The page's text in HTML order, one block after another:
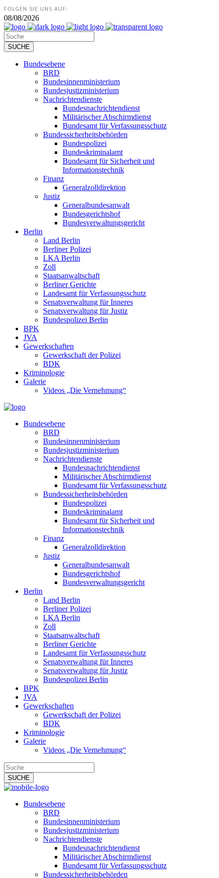
FOLGEN SIE UNS AUF:
08/08/2026
Bundesebene
BRD
Bundesinnenministerium
Bundesjustizministerium
Nachrichtendienste
Bundesnachrichtendienst
Militärischer Abschirmdienst
Bundesamt für Verfassungsschutz
Bundessicherheitsbehörden
Bundespolizei
Bundeskriminalamt
Bundesamt für Sicherheit und
Informationstechnik
Finanz
Generalzolldirektion
Justiz
Generalbundesanwalt
Bundesgerichtshof
Bundesverwaltungsgericht
Berlin
Land Berlin
Berliner Polizei
LKA Berlin
Zoll
Staatsanwaltschaft
Berliner Gerichte
Landesamt für Verfassungsschutz
Senatsverwaltung für Inneres
Senatsverwaltung für Justiz
Bundespolizei Berlin
BPK
JVA
Gewerkschaften
Gewerkschaft der Polizei
BDK
Kriminologie
Galerie
Videos „Die Vernehmung“
Bundesebene
BRD
Bundesinnenministerium
Bundesjustizministerium
Nachrichtendienste
Bundesnachrichtendienst
Militärischer Abschirmdienst
Bundesamt für Verfassungsschutz
Bundessicherheitsbehörden
Bundespolizei
Bundeskriminalamt
Bundesamt für Sicherheit und
Informationstechnik
Finanz
Generalzolldirektion
Justiz
Generalbundesanwalt
Bundesgerichtshof
Bundesverwaltungsgericht
Berlin
Land Berlin
Berliner Polizei
LKA Berlin
Zoll
Staatsanwaltschaft
Berliner Gerichte
Landesamt für Verfassungsschutz
Senatsverwaltung für Inneres
Senatsverwaltung für Justiz
Bundespolizei Berlin
BPK
JVA
Gewerkschaften
Gewerkschaft der Polizei
BDK
Kriminologie
Galerie
Videos „Die Vernehmung“
Bundesebene
BRD
Bundesinnenministerium
Bundesjustizministerium
Nachrichtendienste
Bundesnachrichtendienst
Militärischer Abschirmdienst
Bundesamt für Verfassungsschutz
Bundessicherheitsbehörden